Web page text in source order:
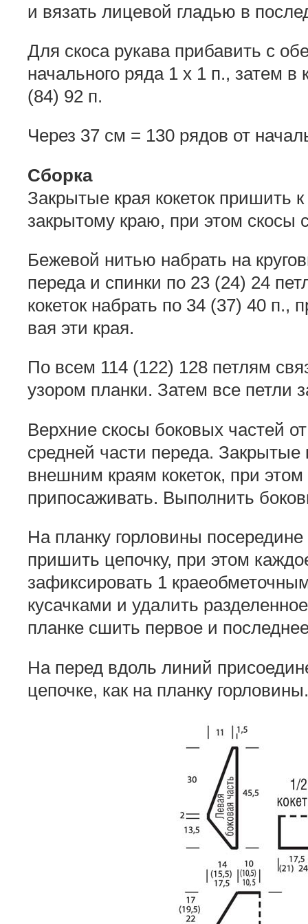
и вязать лицевой гладью в
Для скоса рукава прибавить с
начального ряда 1 x 1 п., затем
(84) 92 п.
Через 37 см = 130 рядов от
Сборка
Закрытые края кокеток пришить
закрытому краю, при этом скосы
Бежевой нитью набрать на
переда и спинки по 23 (24) 24
кокеток набрать по 34 (37) 40 п.,
вая эти края.
По всем 114 (122) 128 петлям
узором планки. Затем все петли
Верхние скосы боковых частей
средней части переда. Закрытые
внешним краям кокеток, при этом
припосаживать. Выполнить
На планку горловины
пришить цепочку, при этом
зафиксировать 1
кусачками и удалить
планке сшить первое и
На перед вдоль линий
цепочке, как на планку горловины.